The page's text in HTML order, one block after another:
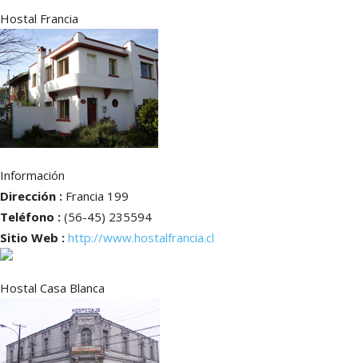
Hostal Francia
Información
Dirección : Francia 199
Teléfono : (56-45) 235594
Sitio Web : http://www.hostalfrancia.cl
Hostal Casa Blanca